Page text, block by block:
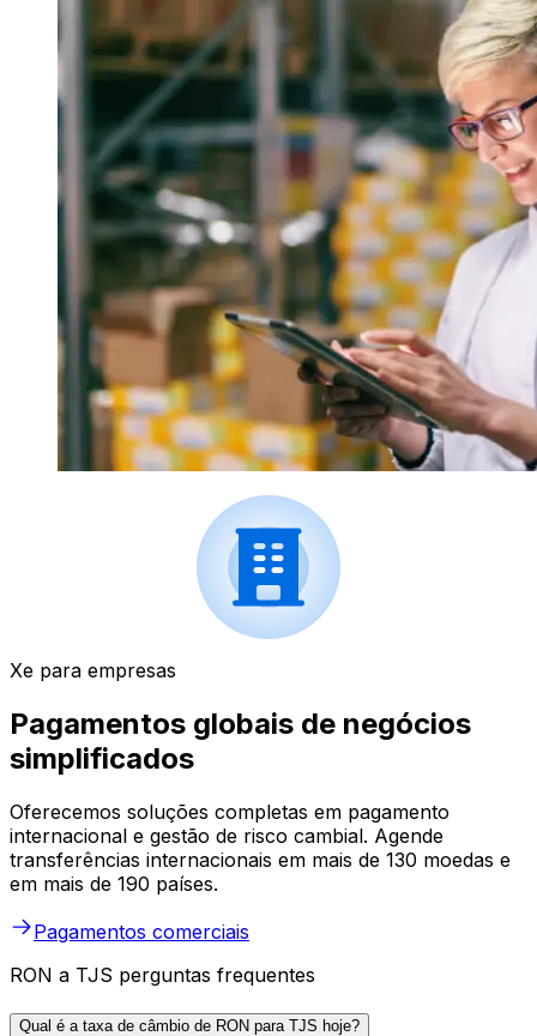
Xe para empresas
Pagamentos globais de negócios
simplificados
Oferecemos soluções completas em pagamento
internacional e gestão de risco cambial. Agende
transferências internacionais em mais de 130 moedas e
em mais de 190 países.
Pagamentos comerciais
RON a TJS perguntas frequentes
Qual é a taxa de câmbio de RON para TJS hoje?